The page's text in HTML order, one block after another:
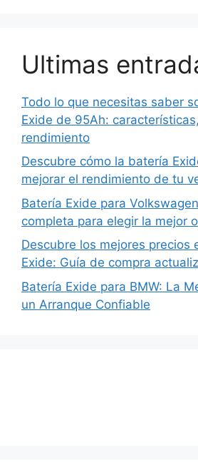
Ultimas
Todo lo que necesitas saber
Exide de 95Ah:
rendimiento
Descubre cómo la batería
mejorar el rendimiento de tu
Batería Exide para
completa para elegir la mejor
Descubre los mejores precios
Exide: Guía de compra
Batería Exide para BMW: La
un Arranque Confiable